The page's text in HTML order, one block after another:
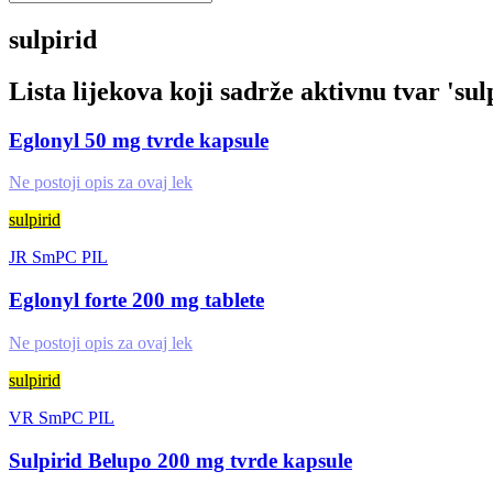
sulpirid
Lista lijekova koji sadrže aktivnu tvar '
Eglonyl 50 mg tvrde kapsule
Ne postoji opis za ovaj lek
sulpirid
JR SmPC PIL
Eglonyl forte 200 mg tablete
Ne postoji opis za ovaj lek
sulpirid
VR SmPC PIL
Sulpirid Belupo 200 mg tvrde kapsule